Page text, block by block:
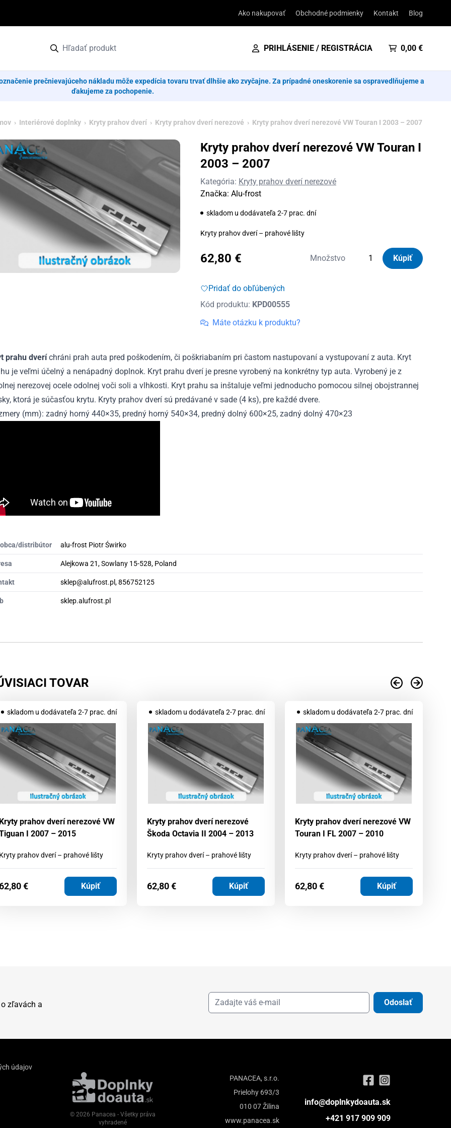
Ako nakupovať Obchodné podmienky Kontakt Blog
PRIHLÁSENIE / REGISTRÁCIA 0,00 €
prečnievajúceho nákladu môže expedícia tovaru trvať dlhšie ako zvyčajne. Za prípadné oneskorenie sa ospravedlňujeme a
ďakujeme za pochopenie.
› Interiérové doplnky › Kryty prahov dverí › Kryty prahov dverí nerezové › Kryty prahov dverí nerezové VW Touran I 2003 – 2007
Kryty prahov dverí nerezové VW Touran I
2003 – 2007
Kategória: Kryty prahov dverí nerezové
Značka: Alu-frost
skladom u dodávateľa 2-7 prac. dní
Kryty prahov dverí – prahové lišty
62,80 € Množstvo
množstvo
2003
2007
Kúpiť
Pridať do obľúbených
Kód produktu: KPD00555
Máte otázku k produktu?
prahu dveríchráni prah auta pred poškodením, či poškriabaním pri častom nastupovaní a vystupovaní z auta. Kryt
je veľmi účelný a nenápadný doplnok. Kryt prahu dverí je presne vyrobený na konkrétny typ auta. Vyrobený je z
nerezovej ocele odolnej voči soli a vlhkosti. Kryt prahu sa inštaluje veľmi jednoducho pomocou silnej obojstrannej
ktorá je súčasťou krytu. Kryty prahov dverí sú predávané v sade (4 ks), pre každé dvere.
(mm): zadný horný 440×35, predný horný 540×34, predný dolný 600×25, zadný dolný 470×23
distribútor alu-frost Piotr Świrko
Alejkowa 21, Sowlany 15-528, Poland
sklep@alufrost.pl, 856752125
sklep.alufrost.pl
TOVAR
skladom u dodávateľa 2-7 prac. dní
prahov dverí nerezové VW
I 2007 – 2015
prahov dverí – prahové lišty
€ Kúpiť
skladom u dodávateľa 2-7 prac. dní
Kryty prahov dverí nerezové
Škoda Octavia II 2004 – 2013
Kryty prahov dverí – prahové lišty
62,80€ Kúpiť
skladom u dodávateľa 2-7 prac. dní
Kryty prahov dverí nerezové VW
Touran I FL 2007 – 2010
Kryty prahov dverí – prahové lišty
62,80€ Kúpiť
zľavách a Odoslať
údajov
PANACEA, s.r.o.
Prielohy 693/3
010 07 Žilina
www.panacea.sk
info@doplnkydoauta.sk
+421 917 909 909
© 2026 Panacea - Všetky práva
vyhradené